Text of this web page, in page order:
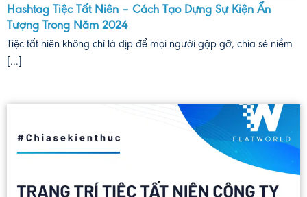
Hashtag Tiệc Tất Niên – Cách Tạo Dựng Sự Kiện Ấn
Tượng Trong Năm 2024
Tiệc tất niên không chỉ là dịp để mọi người gặp gỡ, chia sẻ niềm
[...]